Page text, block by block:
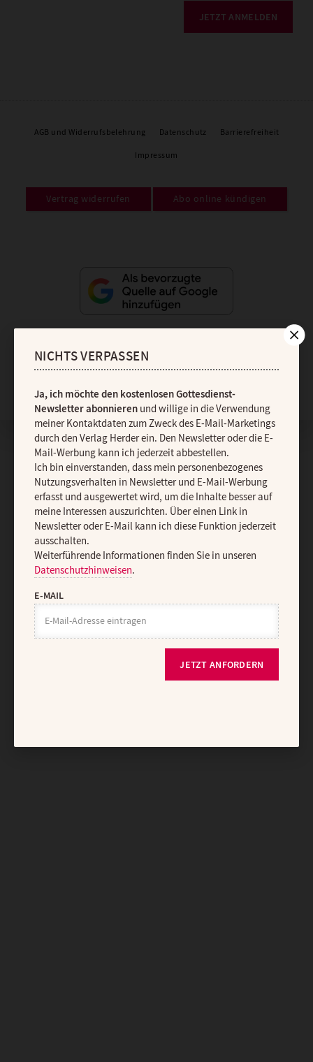
JETZT ANMELDEN
AGB und Widerrufsbelehrung Datenschutz Barrierefreiheit
Impressum
Vertrag widerrufen Abo online kündigen
NICHTS VERPASSEN
Ja, ich möchte den kostenlosen Gottesdienst-
Newsletter abonnierenund willige in die Verwendung
meiner Kontaktdaten zum Zweck des E-Mail-Marketings
durch den Verlag Herder ein. Den Newsletter oder die E-
Mail-Werbung kann ich jederzeit abbestellen.
Ich bin einverstanden, dass mein personenbezogenes
Nutzungsverhalten in Newsletter und E-Mail-Werbung
erfasst und ausgewertet wird, um die Inhalte besser auf
meine Interessen auszurichten. Über einen Link in
Newsletter oder E-Mail kann ich diese Funktion jederzeit
ausschalten.
Weiterführende Informationen finden Sie in unseren
Datenschutzhinweisen.
E-MAIL
JETZT ANFORDERN